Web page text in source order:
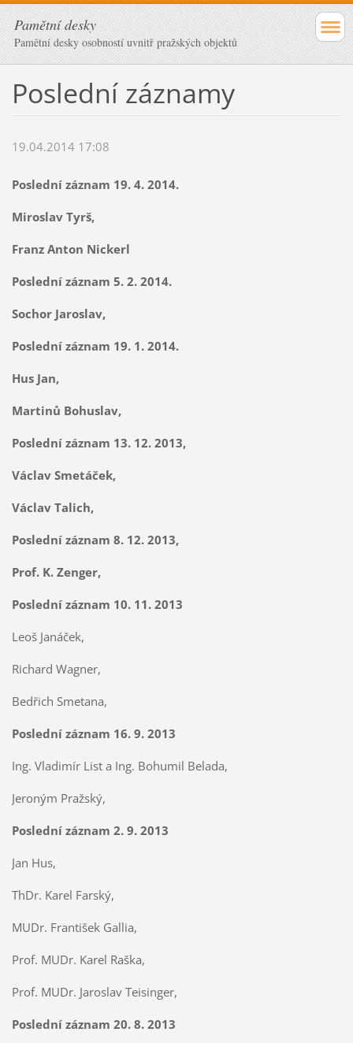
Pamětní desky
Pamětní desky osobností uvnitř pražských objektů
Poslední záznamy
19.04.2014 17:08
Poslední záznam 19. 4. 2014.
Miroslav Tyrš,
Franz Anton Nickerl
Poslední záznam 5. 2. 2014.
Sochor Jaroslav,
Poslední záznam 19. 1. 2014.
Hus Jan,
Martinů Bohuslav,
Poslední záznam 13. 12. 2013,
Václav Smetáček,
Václav Talich,
Poslední záznam 8. 12. 2013,
Prof. K. Zenger,
Poslední záznam 10. 11. 2013
Leoš Janáček,
Richard Wagner,
Bedřich Smetana,
Poslední záznam 16. 9. 2013
Ing. Vladimír List a Ing. Bohumil Belada,
Jeroným Pražský,
Poslední záznam 2. 9. 2013
Jan Hus,
ThDr. Karel Farský,
MUDr. František Gallia,
Prof. MUDr. Karel Raška,
Prof. MUDr. Jaroslav Teisinger,
Poslední záznam 20. 8. 2013